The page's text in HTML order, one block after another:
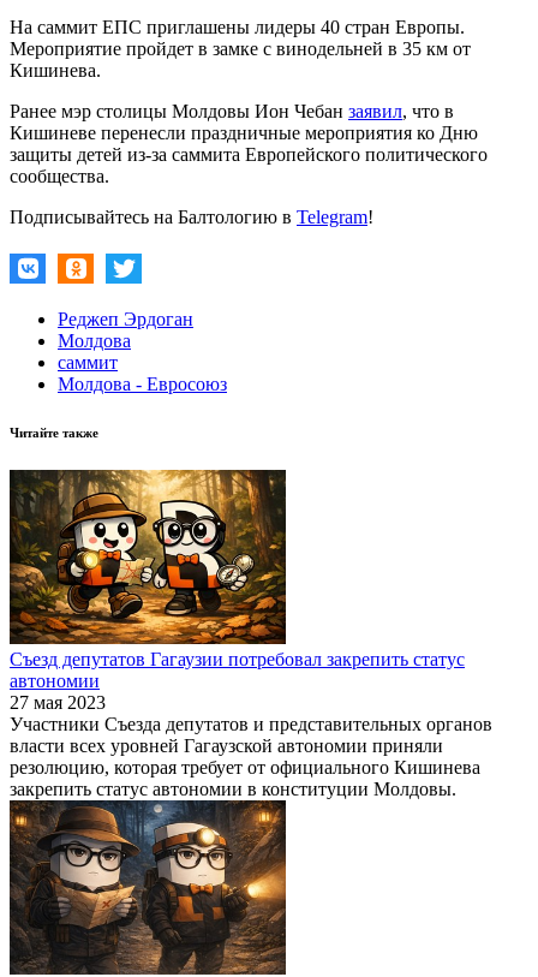
На саммит ЕПС приглашены лидеры 40 стран Европы.
Мероприятие пройдет в замке с винодельней в 35 км от
Кишинева.
Ранее мэр столицы Молдовы Ион Чебан заявил, что в
Кишиневе перенесли праздничные мероприятия ко Дню
защиты детей из-за саммита Европейского политического
сообщества.
Подписывайтесь на Балтологию в Telegram!
Реджеп Эрдоган
Молдова
саммит
Молдова - Евросоюз
Читайте также
Съезд депутатов Гагаузии потребовал закрепить статус
автономии
27 мая 2023
Участники Съезда депутатов и представительных органов
власти всех уровней Гагаузской автономии приняли
резолюцию, которая требует от официального Кишинева
закрепить статус автономии в конституции Молдовы.